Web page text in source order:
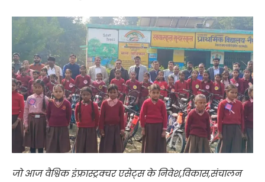
जो आज वैश्विक इंफ्रास्ट्रक्चर एसेट्स के निवेश,विकास,संचालन